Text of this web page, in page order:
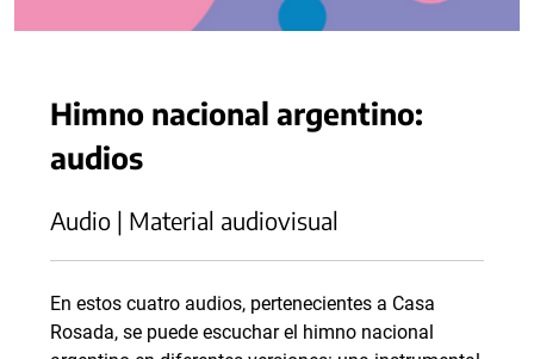
Himno nacional argentino:
audios
Audio | Material audiovisual
En estos cuatro audios, pertenecientes a Casa
Rosada, se puede escuchar el himno nacional